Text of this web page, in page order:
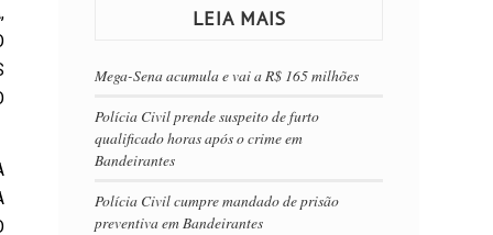
LEIA MAIS
Mega-Sena acumula e vai a R$ 165 milhões
Polícia Civil prende suspeito de furto
qualificado horas após o crime em
Bandeirantes
Polícia Civil cumpre mandado de prisão
preventiva em Bandeirantes